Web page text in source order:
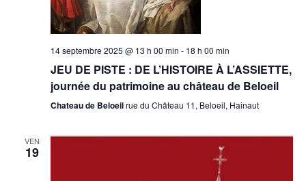
14 septembre 2025 @ 13 h 00 min - 18 h 00 min
JEU DE PISTE : DE L’HISTOIRE À L’ASSIETTE,
journée du patrimoine au château de Beloeil
Chateau de Beloeilrue du Château 11, Beloeil, Hainaut
VEN
19